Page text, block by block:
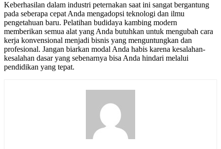
Keberhasilan dalam industri peternakan saat ini sangat bergantung
pada seberapa cepat Anda mengadopsi teknologi dan ilmu
pengetahuan baru. Pelatihan budidaya kambing modern
memberikan semua alat yang Anda butuhkan untuk mengubah cara
kerja konvensional menjadi bisnis yang menguntungkan dan
profesional. Jangan biarkan modal Anda habis karena kesalahan-
kesalahan dasar yang sebenarnya bisa Anda hindari melalui
pendidikan yang tepat.